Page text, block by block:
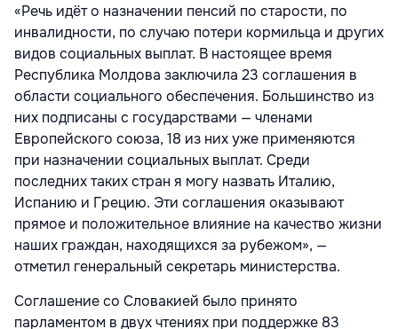
«Речь идёт о назначении пенсий по старости, по
инвалидности, по случаю потери кормильца и других
видов социальных выплат. В настоящее время
Республика Молдова заключила 23 соглашения в
области социального обеспечения. Большинство из
них подписаны с государствами — членами
Европейского союза, 18 из них уже применяются
при назначении социальных выплат. Среди
последних таких стран я могу назвать Италию,
Испанию и Грецию. Эти соглашения оказывают
прямое и положительное влияние на качество жизни
наших граждан, находящихся за рубежом», —
отметил генеральный секретарь министерства.
Соглашение со Словакией было принято
парламентом в двух чтениях при поддержке 83